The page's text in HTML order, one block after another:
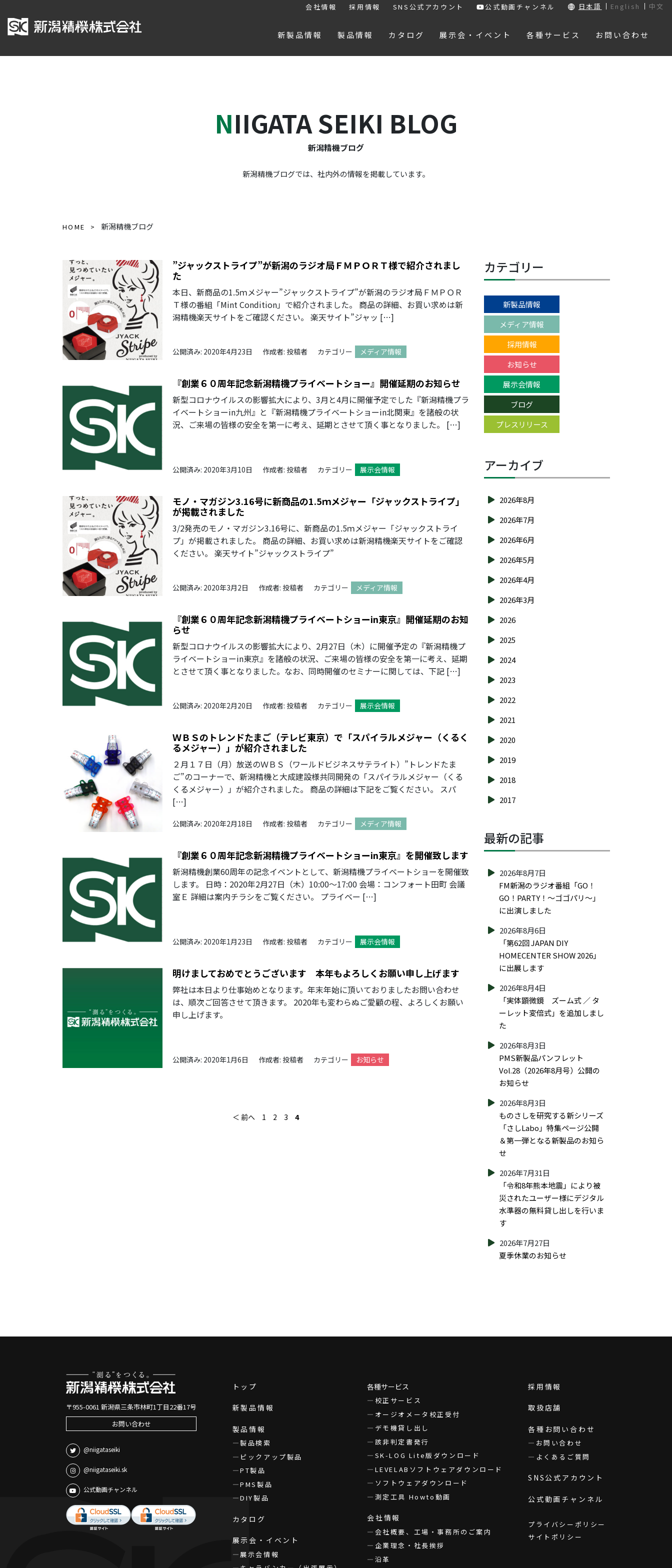
会社情報 採用情報 SNS公式アカウント 公式動画チャンネル 日本語 English 中文
新製品情報 製品情報 カタログ 展示会・イベント 各種サービス お問い合わせ
NIIGATA SEIKI BLOG
新潟精機ブログ
新潟精機ブログでは、社内外の情報を掲載しています。
HOME 新潟精機ブログ
”ジャックストライプ”が新潟のラジオ局ＦＭＰＯＲＴ様で紹介されまし
た
本日、新商品の1.5ｍメジャー”ジャックストライプ”が新潟のラジオ局ＦＭＰＯＲ
Ｔ様の番組「Mint Condition」で紹介されました。 商品の詳細、お買い求めは新
潟精機楽天サイトをご確認ください。 楽天サイト”ジャッ […]
公開済み: 2020年4月23日 作成者: 投稿者 カテゴリー メディア情報
『創業６０周年記念新潟精機プライベートショー』開催延期のお知らせ
新型コロナウイルスの影響拡大により、3月と4月に開催予定でした『新潟精機プラ
イベートショーin九州』と『新潟精機プライベートショーin北関東』を諸般の状
況、ご来場の皆様の安全を第一に考え、延期とさせて頂く事となりました。 […]
公開済み: 2020年3月10日 作成者: 投稿者 カテゴリー 展示会情報
モノ・マガジン3.16号に新商品の1.5ｍメジャー「ジャックストライプ」
が掲載されました
3/2発売のモノ・マガジン3.16号に、新商品の1.5ｍメジャー「ジャックストライ
プ」が掲載されました。 商品の詳細、お買い求めは新潟精機楽天サイトをご確認
ください。 楽天サイト”ジャックストライプ”
公開済み: 2020年3月2日 作成者: 投稿者 カテゴリー メディア情報
『創業６０周年記念新潟精機プライベートショーin東京』開催延期のお知
らせ
新型コロナウイルスの影響拡大により、2月27日（木）に開催予定の『新潟精機プ
ライベートショーin東京』を諸般の状況、ご来場の皆様の安全を第一に考え、延期
とさせて頂く事となりました。なお、同時開催のセミナーに関しては、下記 […]
公開済み: 2020年2月20日 作成者: 投稿者 カテゴリー 展示会情報
ＷＢＳのトレンドたまご（テレビ東京）で「スパイラルメジャー（くるく
るメジャー）」が紹介されました
２月１７日（月）放送のＷＢＳ（ワールドビジネスサテライト）”トレンドたま
ご”のコーナーで、新潟精機と大成建設様共同開発の「スパイラルメジャー（くる
くるメジャー）」が紹介されました。 商品の詳細は下記をご覧ください。 スパ
[…]
公開済み: 2020年2月18日 作成者: 投稿者 カテゴリー メディア情報
『創業６０周年記念新潟精機プライベートショーin東京』を開催致します
新潟精機創業60周年の記念イベントとして、新潟精機プライベートショーを開催致
します。 日時：2020年2月27日（木）10:00～17:00 会場：コンフォート田町 会議
室Ｅ 詳細は案内チラシをご覧ください。 プライベー […]
公開済み: 2020年1月23日 作成者: 投稿者 カテゴリー 展示会情報
明けましておめでとうございます 本年もよろしくお願い申し上げます
弊社は本日より仕事始めとなります。年末年始に頂いておりましたお問い合わせ
は、順次ご回答させて頂きます。 2020年も変わらぬご愛顧の程、よろしくお願い
申し上げます。
公開済み: 2020年1月6日 作成者: 投稿者 カテゴリー お知らせ
＜ 前へ 1 2 3 4
カテゴリー
新製品情報
メディア情報
採用情報
お知らせ
展示会情報
ブログ
プレスリリース
アーカイブ
2026年8月
2026年7月
2026年6月
2026年5月
2026年4月
2026年3月
2026
2025
2024
2023
2022
2021
2020
2019
2018
2017
最新の記事
FM新潟のラジオ番組「GO！
GO！PARTY！～ゴゴパリ～」
に出演しました
2026年8月7日
「第62回 JAPAN DIY
HOMECENTER SHOW 2026」
に出展します
2026年8月6日
「実体顕微鏡 ズーム式 ／ タ
ーレット変倍式」を追加しまし
た
2026年8月4日
PMS新製品パンフレット
Vol.28（2026年8月号）公開の
お知らせ
2026年8月3日
ものさしを研究する新シリーズ
「さしLabo」特集ページ公開
＆第一弾となる新製品のお知ら
せ
2026年8月3日
「令和8年熊本地震」により被
災されたユーザー様にデジタル
水準器の無料貸し出しを行いま
す
2026年7月31日
夏季休業のお知らせ
2026年7月27日
〒955-0061 新潟県三条市林町1丁目22番17号
お問い合わせ
@niigataseiki
@niigataseiki.sk
公式動画チャンネル
トップ
新製品情報
製品情報
製品検索
ピックアップ製品
PT製品
PMS製品
DIY製品
カタログ
展示会・イベント
展示会情報
各種サービス
校正サービス
オージオメータ校正受付
デモ機貸し出し
該非判定書発行
SK-LOG Lite版ダウンロード
LEVELABソフトウェアダウンロード
ソフトウェアダウンロード
測定工具 Howto動画
会社情報
会社概要、工場・事務所のご案内
企業理念・社長挨拶
沿革
採用情報
取扱店舗
各種お問い合わせ
お問い合わせ
よくあるご質問
SNS公式アカウント
公式動画チャンネル
プライバシーポリシー
サイトポリシー